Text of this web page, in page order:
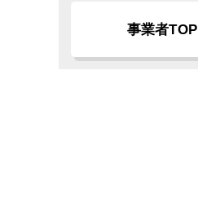
事業者TOP